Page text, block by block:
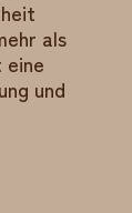
als
eine
und